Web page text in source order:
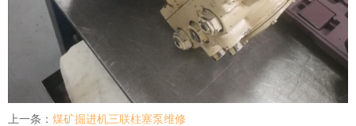
上一条： 煤矿掘进机三联柱塞泵维修